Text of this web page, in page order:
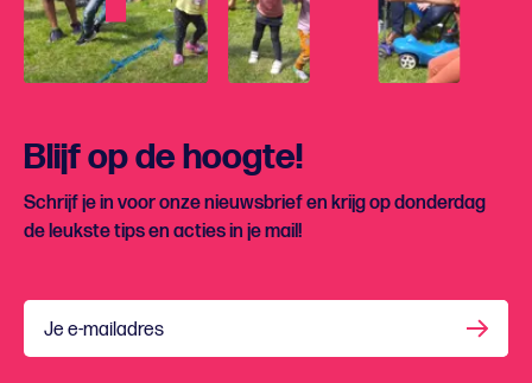
Blijf op de hoogte!
Schrijf je in voor onze nieuwsbrief en krijg op donderdag
de leukste tips en acties in je mail!
Je e-mailadres